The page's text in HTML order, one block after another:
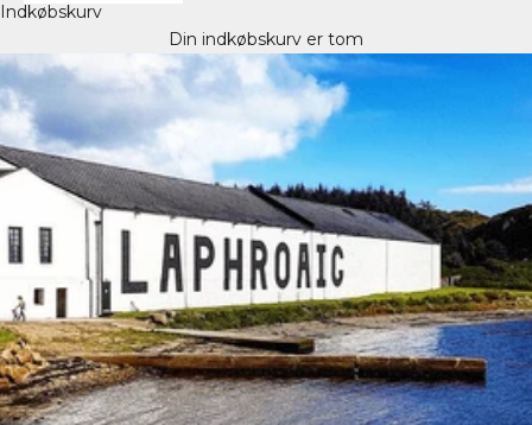
Indkøbskurv
Din indkøbskurv er tom